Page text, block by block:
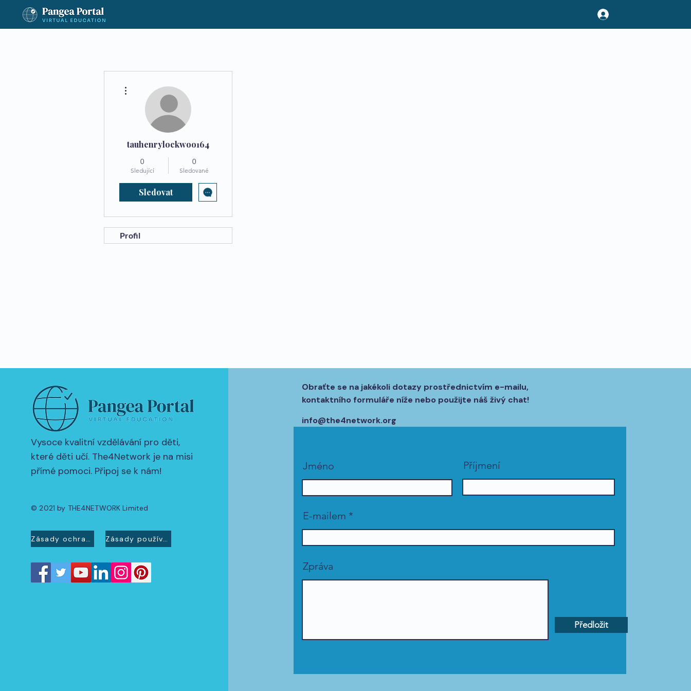
tauhenrylockwoo164
0
Sledující
0
Sledované
Sledovat
Profil
Vysoce kvalitní vzdělávání pro děti,
které děti učí. The4Network je na misi
přímé pomoci. Připoj se k nám!
© 2021 by THE4NETWORK Limited
Zásady ochrany osobních údajů Zásady používání souborů cookie
Obraťte se na jakékoli dotazy prostřednictvím e-mailu,
kontaktního formuláře níže nebo použijte náš živý chat!
info@the4network.org
Jméno Příjmení
E-mailem
Zpráva
Předložit